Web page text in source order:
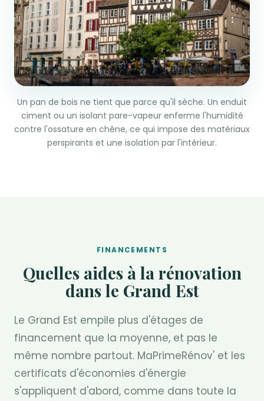
Un pan de bois ne tient que parce qu'il sèche. Un enduit
ciment ou un isolant pare-vapeur enferme l'humidité
contre l'ossature en chêne, ce qui impose des matériaux
perspirants et une isolation par l'intérieur.
FINANCEMENTS
Quelles aides à la rénovation
dans le Grand Est
Le Grand Est empile plus d'étages de
financement que la moyenne, et pas le
même nombre partout. MaPrimeRénov' et les
certificats d'économies d'énergie
s'appliquent d'abord, comme dans toute la